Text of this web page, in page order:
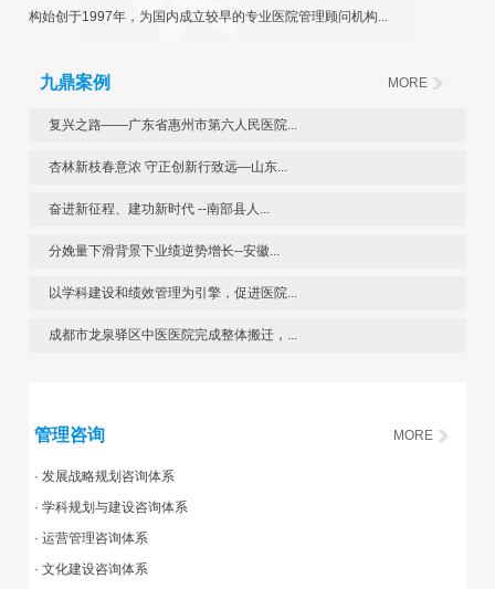
构始创于1997年，为国内成立较早的专业医院管理顾问机构...
九鼎案例 MORE
复兴之路——广东省惠州市第六人民医院...
杏林新枝春意浓 守正创新行致远—山东...
奋进新征程、建功新时代 --南部县人...
分娩量下滑背景下业绩逆势增长--安徽...
以学科建设和绩效管理为引擎，促进医院...
成都市龙泉驿区中医医院完成整体搬迁，...
管理咨询 MORE
· 发展战略规划咨询体系
· 学科规划与建设咨询体系
· 运营管理咨询体系
· 文化建设咨询体系